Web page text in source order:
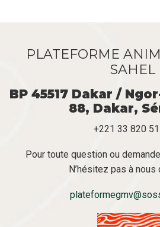
PLATEFORME
SAHEL
BP 45517 Dakar /
88, Dakar,
+221 33 820
Pour toute question ou
N’hésitez pas à nous